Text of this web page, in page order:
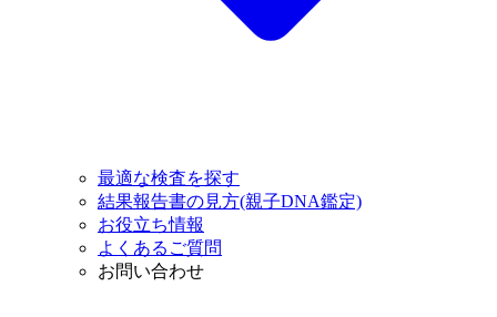
最適な検査を探す
結果報告書の見方(親子DNA鑑定)
お役立ち情報
よくあるご質問
お問い合わせ